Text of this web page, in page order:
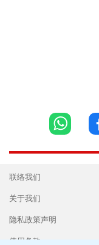
联络我们
关于我们
隐私政策声明
使用条款